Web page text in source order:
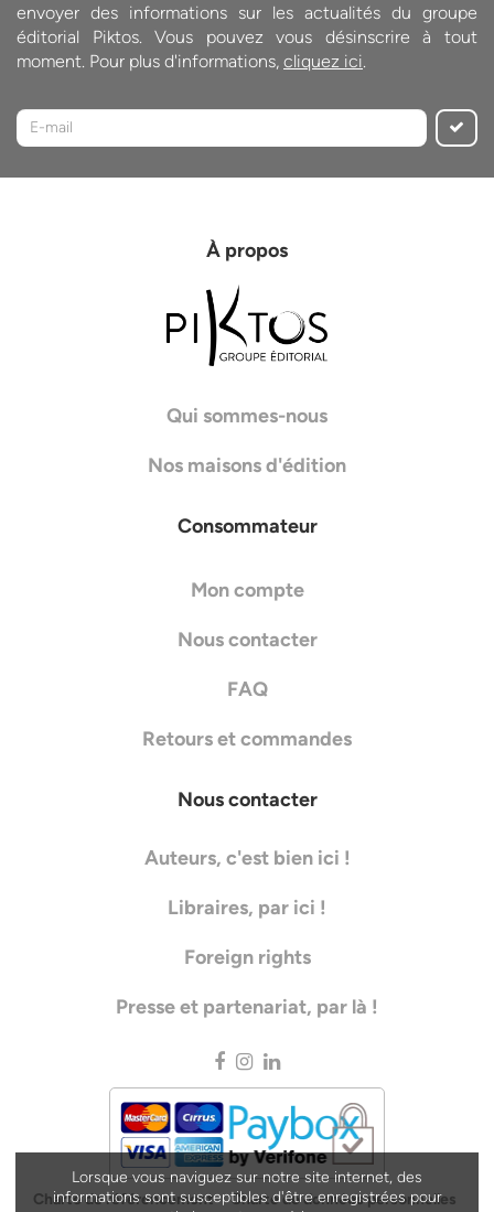
Lorsque vous naviguez sur notre site internet, des
informations sont susceptibles d'être enregistrées pour
envoyer des informations sur les actualités du groupe
éditorial Piktos. Vous pouvez vous désinscrire à tout
moment. Pour plus d'informations, cliquez ici
À propos
Qui sommes-nous
Nos maisons d'édition
Consommateur
Mon compte
Nous contacter
FAQ
Retours et commandes
Nous contacter
Auteurs, c'est bien ici !
Libraires, par ici !
Foreign rights
Presse et partenariat, par là !
Charte de référencement Charte de données personnelles